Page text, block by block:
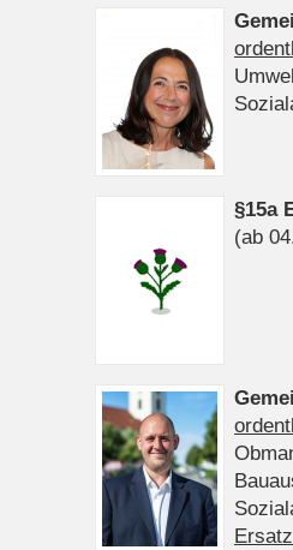
§15a
(ab